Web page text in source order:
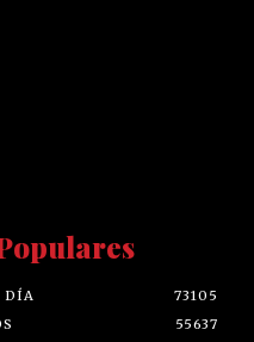
DÍA
73105
55637